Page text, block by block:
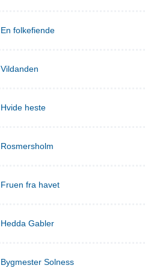
En folkefiende
Vildanden
Hvide heste
Rosmersholm
Fruen fra havet
Hedda Gabler
Bygmester Solness